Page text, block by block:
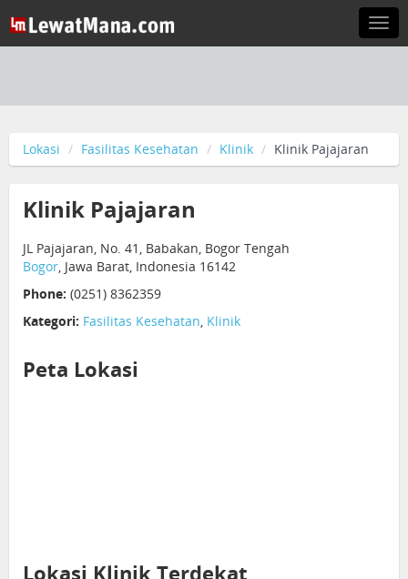
Lokasi Fasilitas Kesehatan Klinik Klinik Pajajaran
Klinik Pajajaran
JL Pajajaran, No. 41, Babakan, Bogor Tengah
Bogor, Jawa Barat, Indonesia 16142
Phone: (0251) 8362359
Kategori: Fasilitas Kesehatan, Klinik
Peta Lokasi
Lokasi Klinik Terdekat